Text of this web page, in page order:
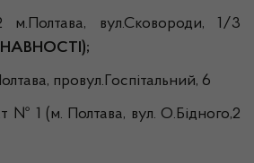
вул.Сковороди, 1/3
НАВНОСТІ);
провул.Госпітальний, 6
№ 1 (м. Полтава, вул. О.Бідного,2